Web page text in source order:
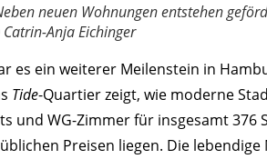
neuen Wohnungen entstehen
Anja Eichinger
es ein weiterer Meilenstein in
Tide-Quartier zeigt, wie moderne
und WG-Zimmer für insgesamt 376
Preisen liegen. Die lebendige